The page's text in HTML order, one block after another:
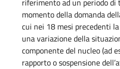
riferimento ad un periodo
momento della domanda
cui nei 18 mesi precedenti
una variazione della
componente del nucleo (ad
rapporto o sospensione